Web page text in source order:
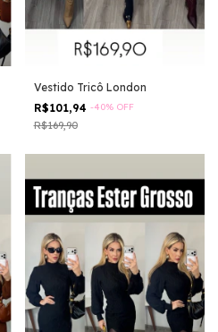
Vestido Tricô London
R$101,94 -40% OFF
R$169,90